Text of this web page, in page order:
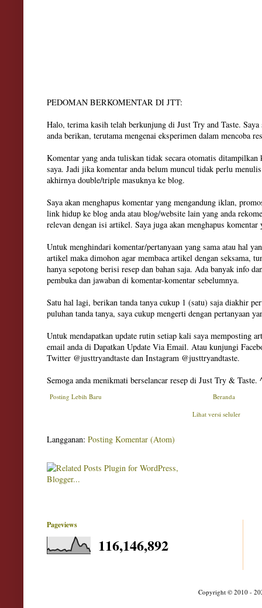
PEDOMAN BERKOMENTAR DI JTT:
Halo, terima kasih telah berkunjung di Just Try and Taste. Saya
anda berikan, terutama mengenai eksperimen dalam mencoba
Komentar yang anda tuliskan tidak secara otomatis ditampilkan
saya. Jadi jika komentar anda belum muncul tidak perlu
akhirnya double/triple masuknya ke blog.
Saya akan menghapus komentar yang mengandung iklan,
link hidup ke blog anda atau blog/website lain yang anda
relevan dengan isi artikel. Saya juga akan menghapus
Untuk menghindari komentar/pertanyaan yang sama atau hal
artikel maka dimohon agar membaca artikel dengan seksama,
hanya sepotong berisi resep dan bahan saja. Ada banyak info
pembuka dan jawaban di komentar-komentar sebelumnya.
Satu hal lagi, berikan tanda tanya cukup 1 (satu) saja diakhir
puluhan tanda tanya, saya cukup mengerti dengan pertanyaan
Untuk mendapatkan update rutin setiap kali saya memposting
email anda di Dapatkan Update Via Email. Atau kunjungi
Twitter @justtryandtaste dan Instagram @justtryandtaste.
Semoga anda menikmati berselancar resep di Just Try & Taste.
Posting Lebih Baru
Beranda
Lihat versi seluler
Langganan: Posting Komentar (Atom)
Pageviews
116,146,892
Copyright © 2010 -